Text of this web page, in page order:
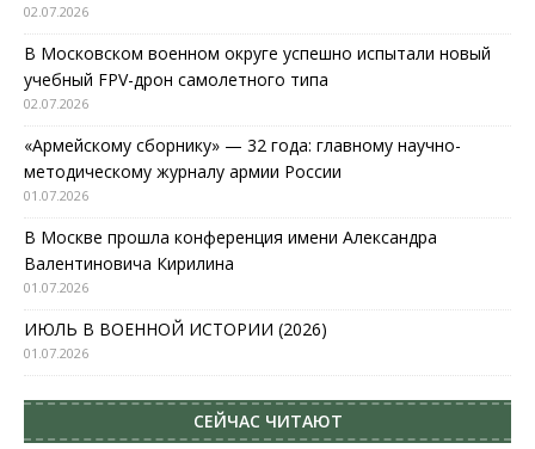
02.07.2026
В Московском военном округе успешно испытали новый
учебный FPV-дрон самолетного типа
02.07.2026
«Армейскому сборнику» — 32 года: главному научно-
методическому журналу армии России
01.07.2026
В Москве прошла конференция имени Александра
Валентиновича Кирилина
01.07.2026
ИЮЛЬ В ВОЕННОЙ ИСТОРИИ (2026)
01.07.2026
СЕЙЧАС ЧИТАЮТ